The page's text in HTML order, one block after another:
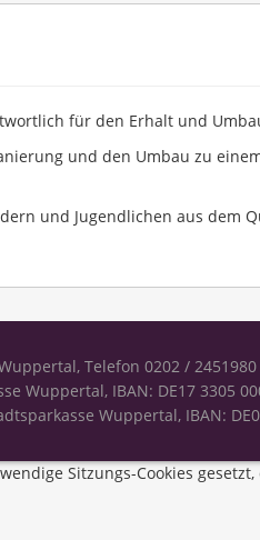
für den Erhalt und
und den Umbau zu
und Jugendlichen aus dem
Telefon 0202 / 2451980
Wuppertal, IBAN: DE17 3305
Wuppertal, IBAN:
Sitzungs-Cookies